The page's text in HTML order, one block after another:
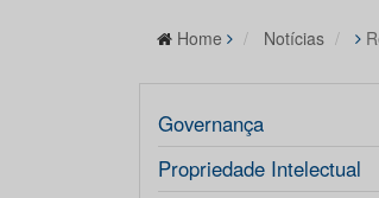
Home Notícias
Governança
Propriedade Intelectual